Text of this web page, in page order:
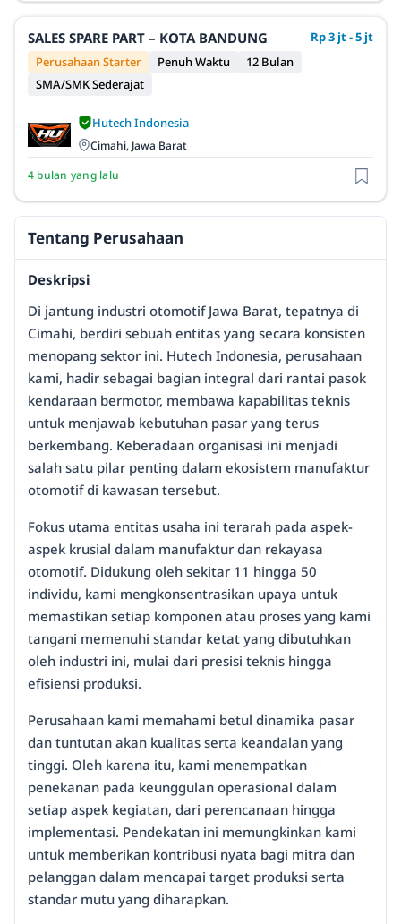
SALES SPARE PART – KOTA BANDUNG
Rp 3 jt - 5 jt
Perusahaan Starter
Penuh Waktu
12 Bulan
SMA/SMK Sederajat
Hutech Indonesia
Cimahi, Jawa Barat
4 bulan yang lalu
Tentang Perusahaan
Deskripsi
Di jantung industri otomotif Jawa Barat, tepatnya di
Cimahi, berdiri sebuah entitas yang secara konsisten
menopang sektor ini. Hutech Indonesia, perusahaan
kami, hadir sebagai bagian integral dari rantai pasok
kendaraan bermotor, membawa kapabilitas teknis
untuk menjawab kebutuhan pasar yang terus
berkembang. Keberadaan organisasi ini menjadi
salah satu pilar penting dalam ekosistem manufaktur
otomotif di kawasan tersebut.
Fokus utama entitas usaha ini terarah pada aspek-
aspek krusial dalam manufaktur dan rekayasa
otomotif. Didukung oleh sekitar 11 hingga 50
individu, kami mengkonsentrasikan upaya untuk
memastikan setiap komponen atau proses yang kami
tangani memenuhi standar ketat yang dibutuhkan
oleh industri ini, mulai dari presisi teknis hingga
efisiensi produksi.
Perusahaan kami memahami betul dinamika pasar
dan tuntutan akan kualitas serta keandalan yang
tinggi. Oleh karena itu, kami menempatkan
penekanan pada keunggulan operasional dalam
setiap aspek kegiatan, dari perencanaan hingga
implementasi. Pendekatan ini memungkinkan kami
untuk memberikan kontribusi nyata bagi mitra dan
pelanggan dalam mencapai target produksi serta
standar mutu yang diharapkan.